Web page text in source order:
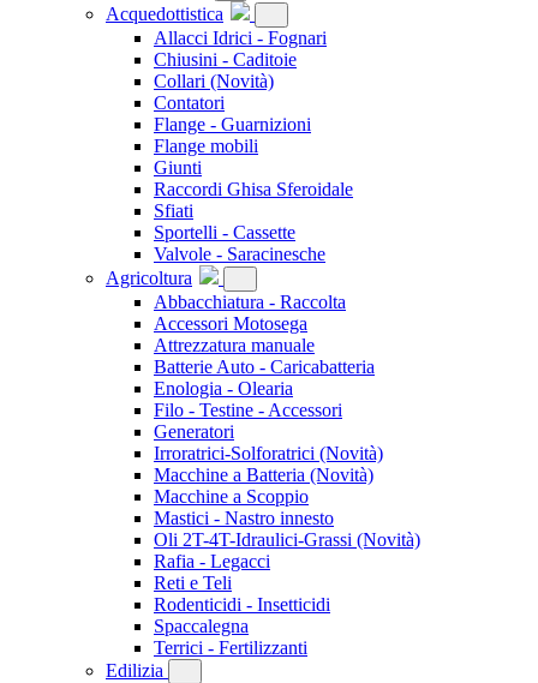
Acquedottistica
Allacci Idrici - Fognari
Chiusini - Caditoie
Collari (Novità)
Contatori
Flange - Guarnizioni
Flange mobili
Giunti
Raccordi Ghisa Sferoidale
Sfiati
Sportelli - Cassette
Valvole - Saracinesche
Agricoltura
Abbacchiatura - Raccolta
Accessori Motosega
Attrezzatura manuale
Batterie Auto - Caricabatteria
Enologia - Olearia
Filo - Testine - Accessori
Generatori
Irroratrici-Solforatrici (Novità)
Macchine a Batteria (Novità)
Macchine a Scoppio
Mastici - Nastro innesto
Oli 2T-4T-Idraulici-Grassi (Novità)
Rafia - Legacci
Reti e Teli
Rodenticidi - Insetticidi
Spaccalegna
Terrici - Fertilizzanti
Edilizia